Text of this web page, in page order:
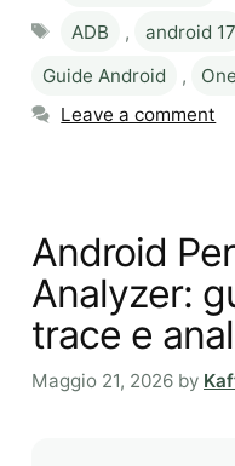
Tags
ADB , android 17
Guide Android
,
Leave a comment
Android
Analyzer:
trace e
Maggio 21, 2026 by